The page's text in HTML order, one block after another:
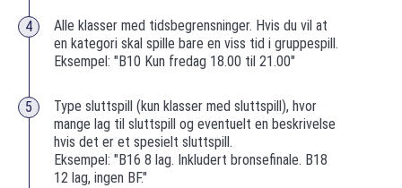
Alle klasser med tidsbegrensninger. Hvis du vil at
en kategori skal spille bare en viss tid i gruppespill.
Eksempel: "B10 Kun fredag ​​18.00 til 21.00"
Type sluttspill (kun klasser med sluttspill), hvor
mange lag til sluttspill og eventuelt en beskrivelse
hvis det er et spesielt sluttspill.
Eksempel: "B16 8 lag. Inkludert bronsefinale. B18
12 lag, ingen BF."